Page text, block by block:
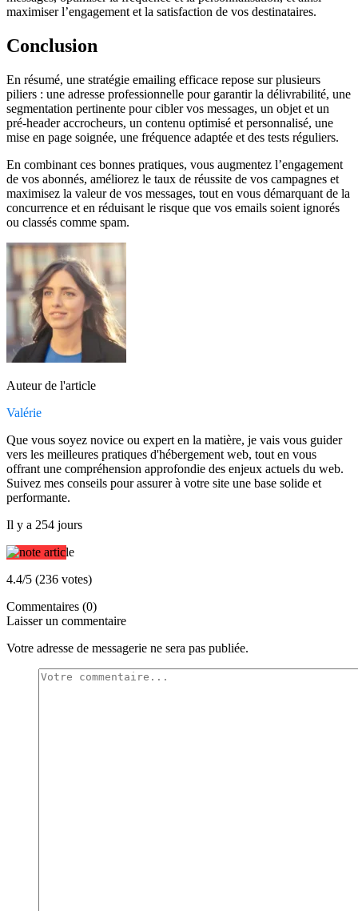
maximiser l’engagement et la satisfaction de vos destinataires.
Conclusion
En résumé, une stratégie emailing efficace repose sur plusieurs
piliers : une adresse professionnelle pour garantir la délivrabilité, une
segmentation pertinente pour cibler vos messages, un objet et un
pré-header accrocheurs, un contenu optimisé et personnalisé, une
mise en page soignée, une fréquence adaptée et des tests réguliers.
En combinant ces bonnes pratiques, vous augmentez l’engagement
de vos abonnés, améliorez le taux de réussite de vos campagnes et
maximisez la valeur de vos messages, tout en vous démarquant de la
concurrence et en réduisant le risque que vos emails soient ignorés
ou classés comme spam.
Auteur de l'article
Valérie
Que vous soyez novice ou expert en la matière, je vais vous guider
vers les meilleures pratiques d'hébergement web, tout en vous
offrant une compréhension approfondie des enjeux actuels du web.
Suivez mes conseils pour assurer à votre site une base solide et
performante.
Il y a 254 jours
4.4/5 (236 votes)
Commentaires (0)
Laisser un commentaire
Votre adresse de messagerie ne sera pas publiée.